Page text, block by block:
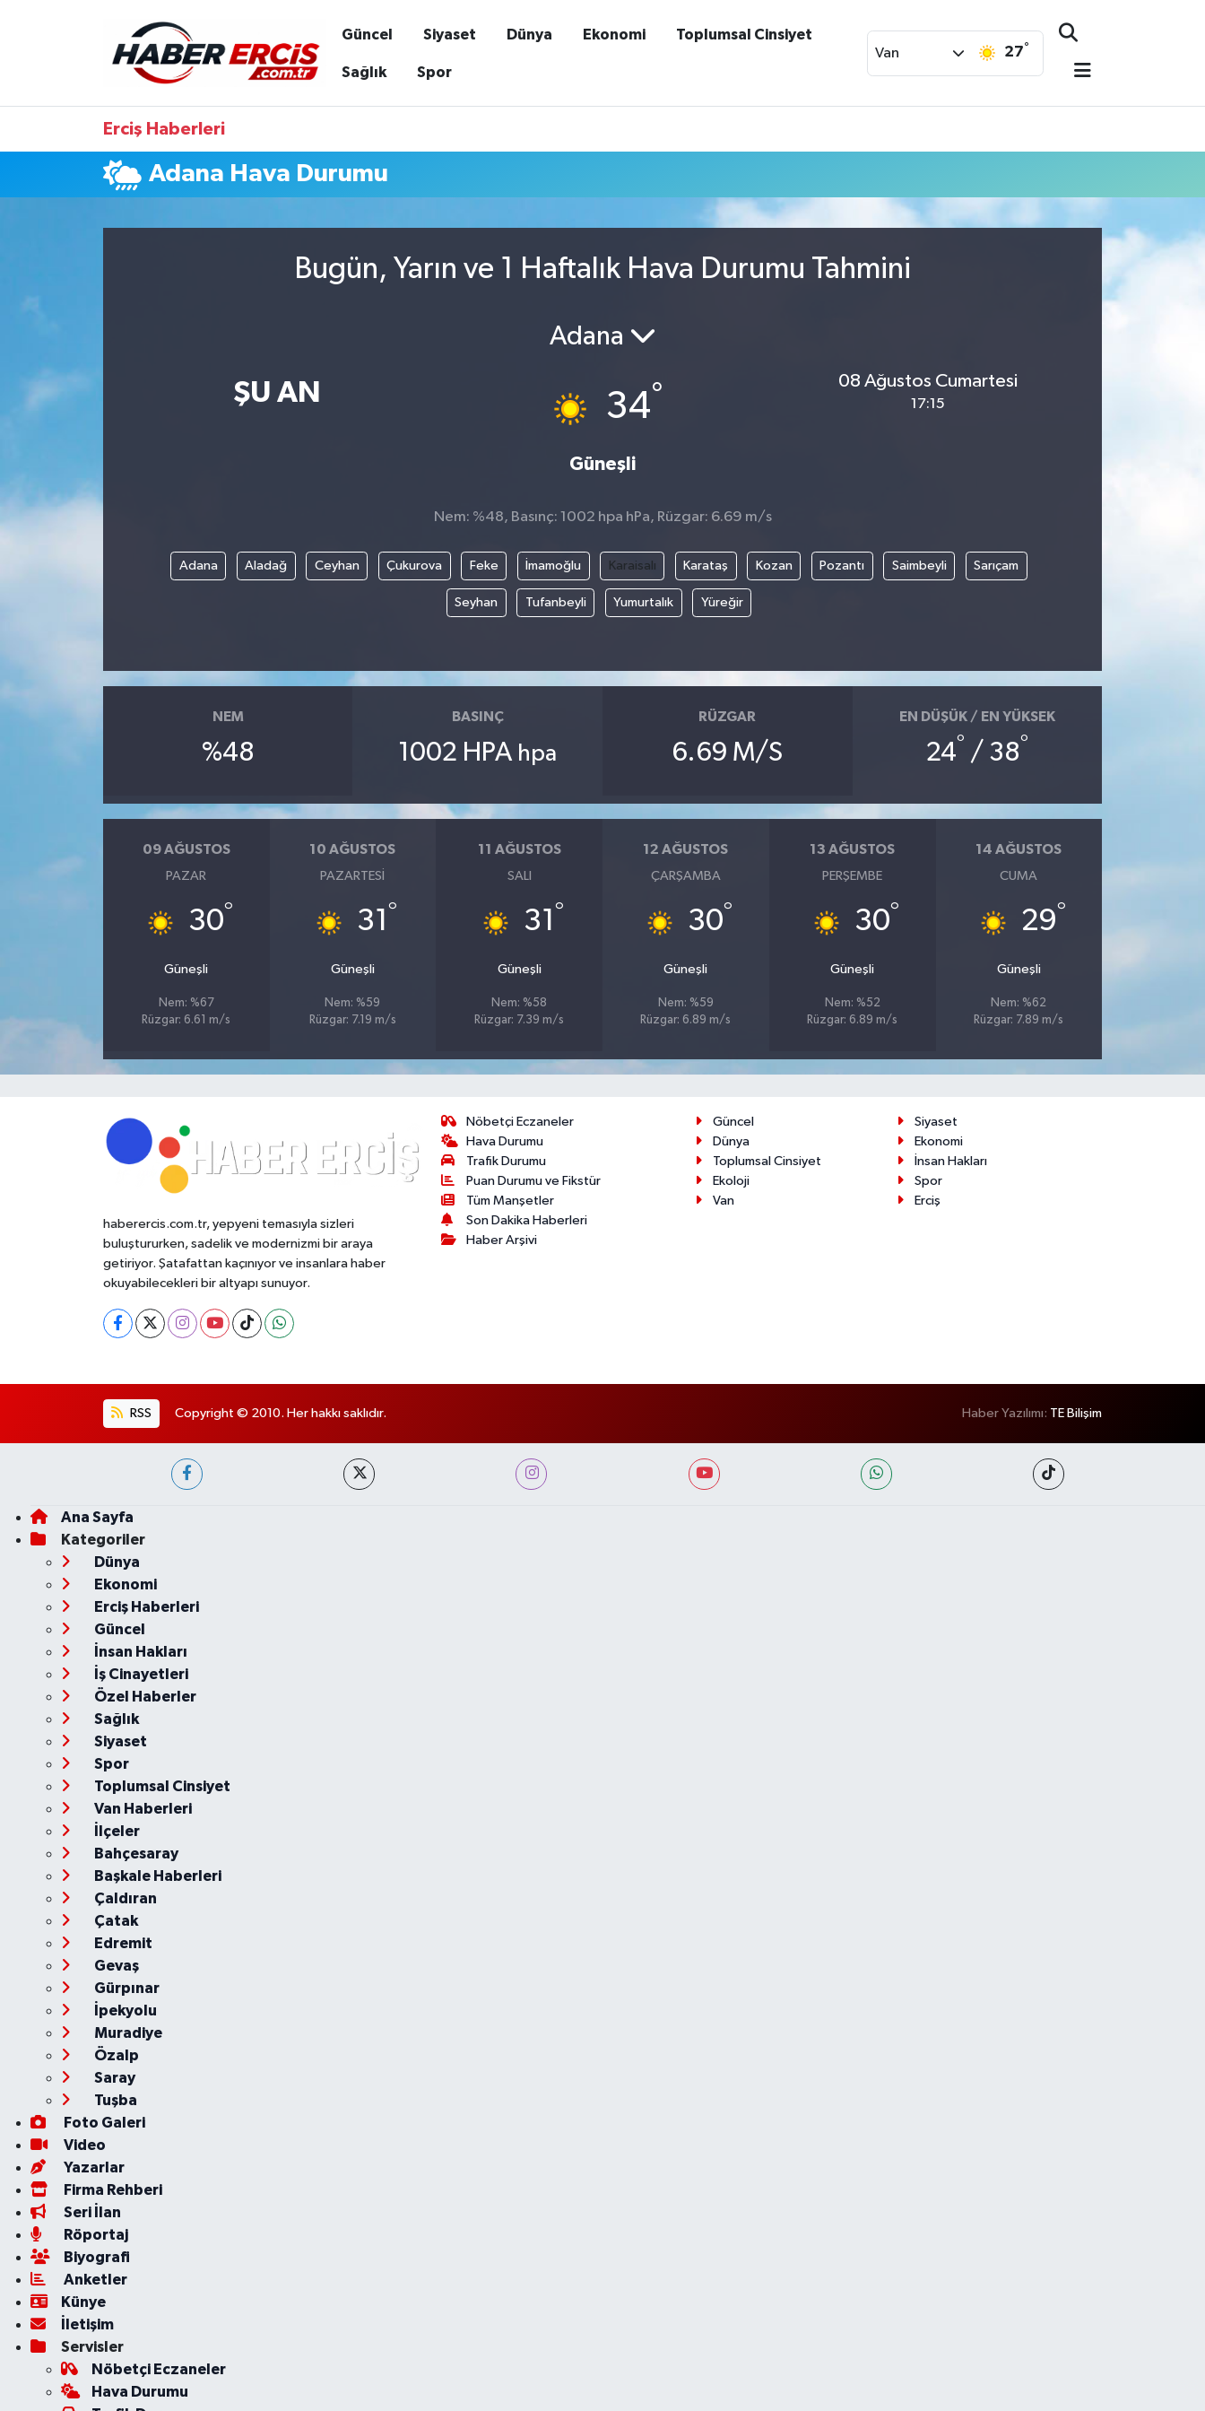
Güncel Siyaset Dünya Ekonomi Toplumsal Cinsiyet
Sağlık Spor
Van 27°
Erciş Haberleri
Adana Hava Durumu
Bugün, Yarın ve 1 Haftalık Hava Durumu Tahmini
ŞU AN
Adana
34°
Güneşli
08 Ağustos Cumartesi
17:15
Nem: %48, Basınç: 1002 hpa hPa, Rüzgar: 6.69 m/s
Adana Aladağ Ceyhan Çukurova Feke İmamoğlu Karaisalı Karataş Kozan Pozantı Saimbeyli Sarıçam
Seyhan Tufanbeyli Yumurtalık Yüreğir
NEM
%48
BASINÇ
1002 HPA hpa
RÜZGAR
6.69 M/S
EN DÜŞÜK / EN YÜKSEK
24° / 38°
09 AĞUSTOS
PAZAR
30°
Güneşli
Nem: %67
Rüzgar: 6.61 m/s
10 AĞUSTOS
PAZARTESI
31 °
Güneşli
Nem: %59
Rüzgar: 7.19 m/s
11 AĞUSTOS
SALI
31 °
Güneşli
Nem: %58
Rüzgar: 7.39 m/s
12 AĞUSTOS
ÇARŞAMBA
30°
Güneşli
Nem: %59
Rüzgar: 6.89 m/s
13 AĞUSTOS
PERŞEMBE
30°
Güneşli
Nem: %52
Rüzgar: 6.89 m/s
14 AĞUSTOS
CUMA
29°
Güneşli
Nem: %62
Rüzgar: 7.89 m/s
haberercis.com.tr, yepyeni temasıyla sizleri
buluştururken, sadelik ve modernizmi bir araya
getiriyor. Şatafattan kaçınıyor ve insanlara haber
okuyabilecekleri bir altyapı sunuyor.
Nöbetçi Eczaneler
Hava Durumu
Trafik Durumu
Puan Durumu ve Fikstür
Tüm Manşetler
Son Dakika Haberleri
Haber Arşivi
Güncel
Siyaset
Dünya
Ekonomi
Toplumsal Cinsiyet
İnsan Hakları
Ekoloji
Spor
Van
Erciş
RSS Copyright © 2010. Her hakkı saklıdır. Haber Yazılımı: TE Bilişim
Ana Sayfa
Kategoriler
Dünya
Ekonomi
Erciş Haberleri
Güncel
İnsan Hakları
İş Cinayetleri
Özel Haberler
Sağlık
Siyaset
Spor
Toplumsal Cinsiyet
Van Haberleri
İlçeler
Bahçesaray
Başkale Haberleri
Çaldıran
Çatak
Edremit
Gevaş
Gürpınar
İpekyolu
Muradiye
Özalp
Saray
Tuşba
Foto Galeri
Video
Yazarlar
Firma Rehberi
Seri İlan
Röportaj
Biyografi
Anketler
Künye
İletişim
Servisler
Nöbetçi Eczaneler
Hava Durumu